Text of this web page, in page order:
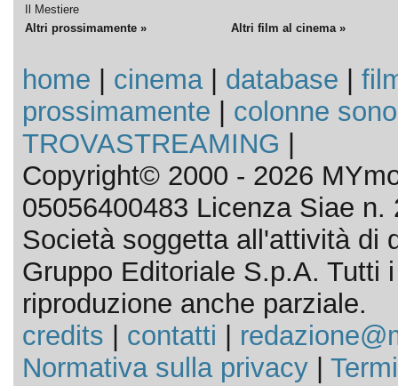
Il Mestiere
Altri prossimamente » Altri film al cinema »
home cinema| database
prossimamente
colonne
TROVASTREAMING
Copyright© 2000 - 2026
05056400483 Licenza Siae n.
Società soggetta all'attività di
Gruppo Editoriale S.p.A. Tutti
riproduzione anche parziale.
credits
contatti
Normativa sulla privacy|